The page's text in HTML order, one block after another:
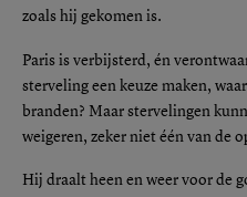
zoals hij gekomen is.
Paris is verbijsterd, én
sterveling een keuze maken,
branden? Maar stervelingen
weigeren, zeker niet één van de
Hij draalt heen en weer voor de